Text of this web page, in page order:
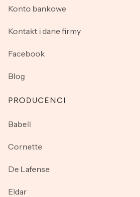
Konto bankowe
Kontakt i dane firmy
Facebook
Blog
PRODUCENCI
Babell
Cornette
De Lafense
Eldar